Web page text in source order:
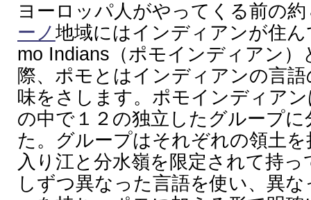
ヨーロッパ人がやってくる前の
ーノ 地域にはインディアンが住
mo Indians（ポモインディアン
際、ポモとはインディアンの言
味をさします。ポモインディア
の中で１２の独立したグループ
た。グループはそれぞれの領土
入り江と分水嶺を限定されて持
しずつ異なった言語を使い、異